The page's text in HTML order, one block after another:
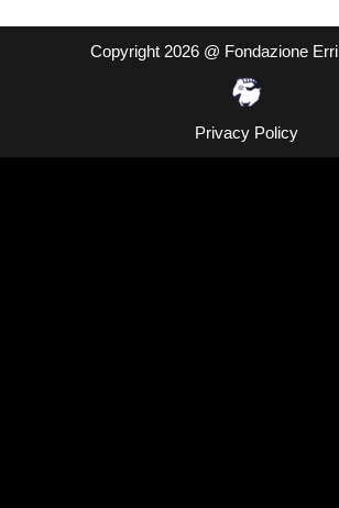
Copyright 2026 @ Fondazione
Privacy Policy